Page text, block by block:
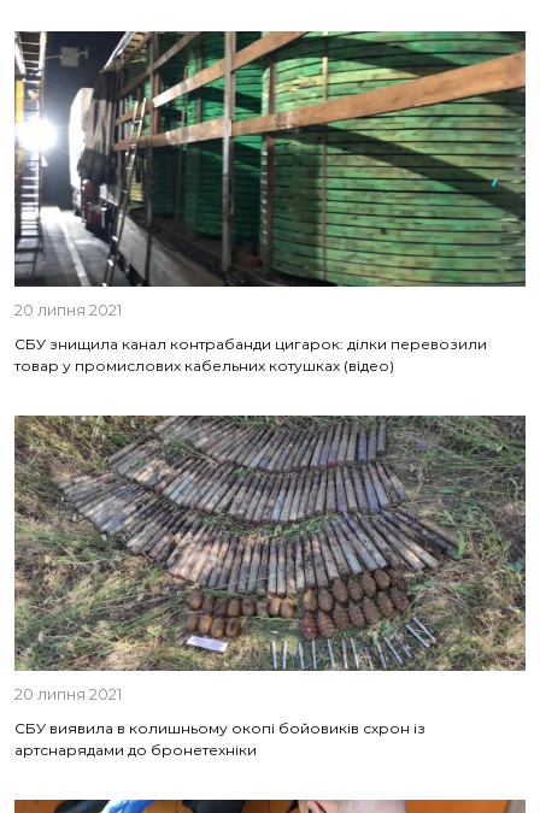
20 липня 2021
СБУ знищила канал контрабанди цигарок: ділки перевозили
товар у промислових кабельних котушках (відео)
20 липня 2021
СБУ виявила в колишньому окопі бойовиків схрон із
артснарядами до бронетехніки